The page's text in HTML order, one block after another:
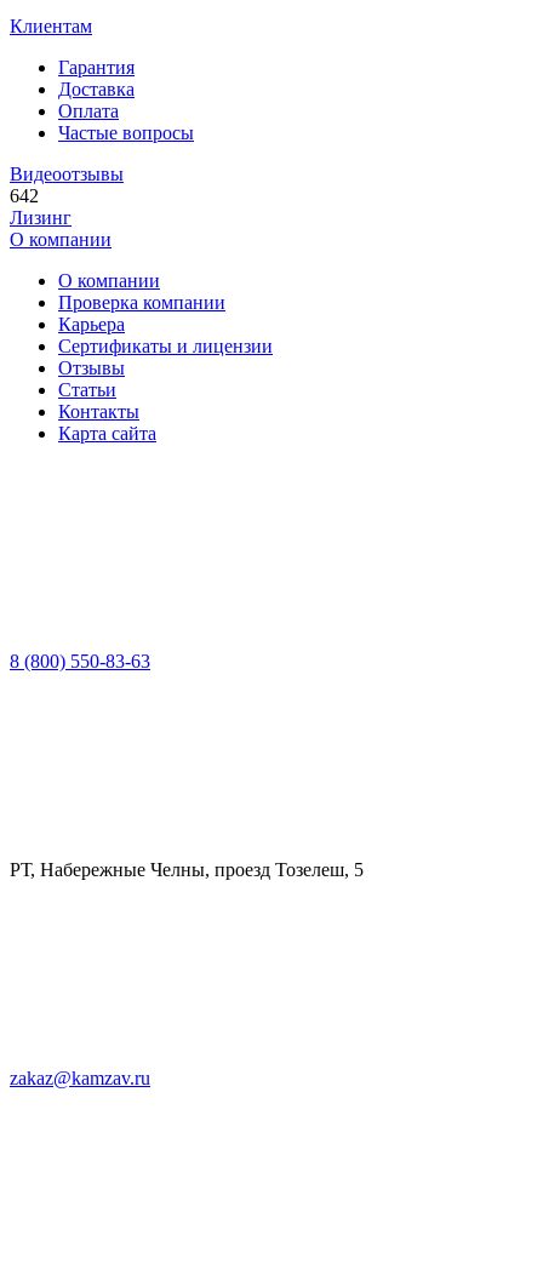
Клиентам
Гарантия
Доставка
Оплата
Частые вопросы
Видеоотзывы
642
Лизинг
О компании
О компании
Проверка компании
Карьера
Сертификаты и лицензии
Отзывы
Статьи
Контакты
Карта сайта
8 (800) 550-83-63
РТ, Набережные Челны, проезд Тозелеш, 5
zakaz@kamzav.ru